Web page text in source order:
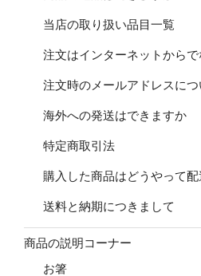
当店の取り扱い品目一覧
注文はインターネットから
注文時のメールアドレスにつ
海外への発送はできますか
特定商取引法
購入した商品はどうやって配
送料と納期につきまして
商品の説明コーナー
お箸